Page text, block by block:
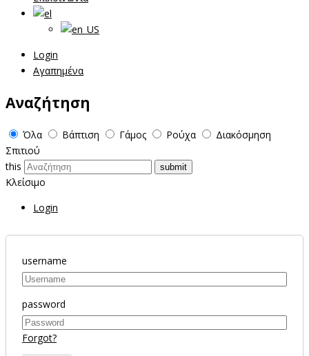
Login
Αγαπημένα
Αναζήτηση
Όλα Βάπτιση Γάμος Ρούχα
Διακόσμηση
Σπιτιού
this
Κλείσιμο
Login
username
password
Forgot?